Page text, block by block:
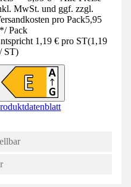
MwSt. und ggf. zzgl.
pro Pack5,95
*/ Pack
1,19 € pro ST(1,19
/ ST)